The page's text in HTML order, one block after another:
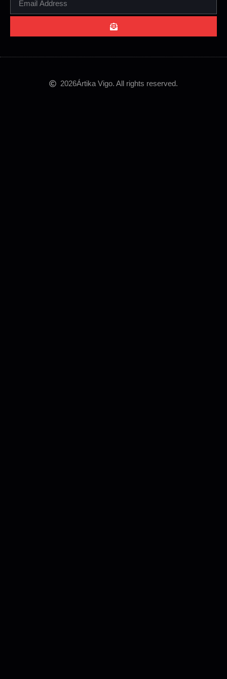
2026Ártika Vigo. All rights reserved.